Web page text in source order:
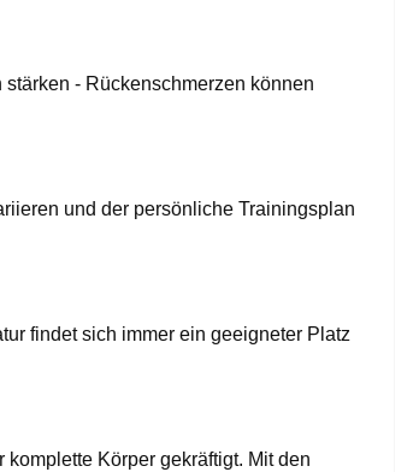
- Rückenschmerzen können
und der persönliche Trainingsplan
findet sich immer ein geeigneter Platz
Körper gekräftigt. Mit den